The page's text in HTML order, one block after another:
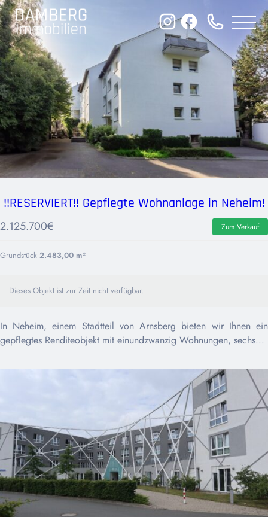
DAMBERG
Immobilien
Inhalt
!!RESERVIERT!! Gepflegte Wohnanlage in Neheim!
2.125.700€ Zum Verkauf
Grundstück 2.483,00 m²
Dieses Objekt ist zur Zeit nicht verfügbar.
In Neheim, einem Stadtteil von Arnsberg bieten wir Ihnen ein
gepflegtes Renditeobjekt mit einundzwanzig Wohnungen, sechs...